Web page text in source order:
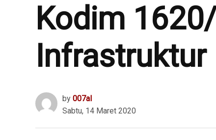
Kodim
Infrastruktur
by 007al
Sabtu, 14 Maret 2020